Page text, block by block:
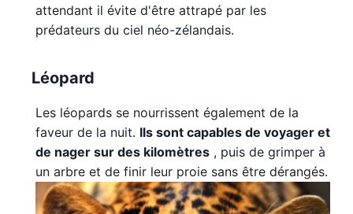
attendant il évite d'être attrapé par les
prédateurs du ciel néo-zélandais.
Léopard
Les léopards se nourrissent également de la
faveur de la nuit. Ils sont capables de voyager et
de nager sur des kilomètres , puis de grimper à
un arbre et de finir leur proie sans être dérangés.